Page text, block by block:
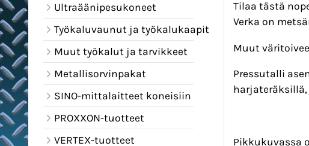
Ultraäänipesukoneet
Työkaluvaunut ja työkalukaapit
Muut työkalut ja tarvikkeet
Metallisorvinpakat
SINO-mittalaitteet koneisiin
PROXXON-tuotteet
VERTEX-tuotteet
Tilaa tästä
Verka on
Muut
Pressutalli
Pikkukuvassa